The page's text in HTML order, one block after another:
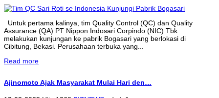
Untuk pertama kalinya, tim Quality Control (QC) dan Quality
Assurance (QA) PT Nippon Indosari Corpindo (NIC) Tbk
melakukan kunjungan ke pabrik Bogasari yang berlokasi di
Cibitung, Bekasi. Perusahaan terbuka yang...
Read more
Ajinomoto Ajak Masyarakat Mulai Hari den…